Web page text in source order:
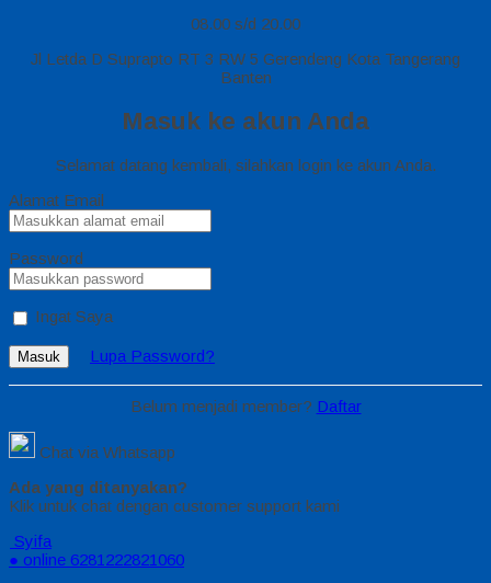
08.00 s/d 20.00
Jl Letda D Suprapto RT 3 RW 5 Gerendeng Kota Tangerang
Banten
Masuk ke akun Anda
Selamat datang kembali, silahkan login ke akun Anda.
Alamat Email
Password
Ingat Saya
Masuk Lupa Password?
Belum menjadi member? Daftar
Chat via Whatsapp
Ada yang ditanyakan?
Klik untuk chat dengan customer support kami
Syifa
● online 6281222821060